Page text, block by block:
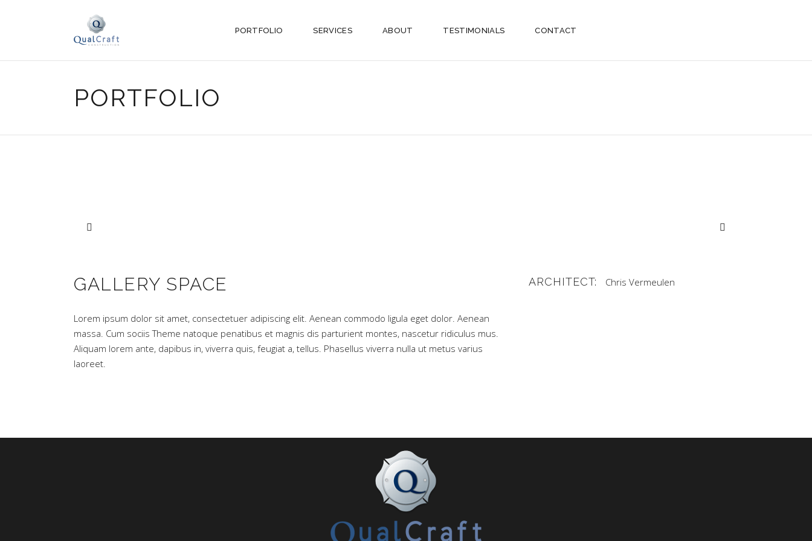
PORTFOLIO SERVICES ABOUT TESTIMONIALS CONTACT
PORTFOLIO
GALLERY SPACE
Lorem ipsum dolor sit amet, consectetuer adipiscing elit. Aenean commodo ligula eget dolor. Aenean
massa. Cum sociis Theme natoque penatibus et magnis dis parturient montes, nascetur ridiculus mus.
Aliquam lorem ante, dapibus in, viverra quis, feugiat a, tellus. Phasellus viverra nulla ut metus varius
laoreet.
ARCHITECT: Chris Vermeulen